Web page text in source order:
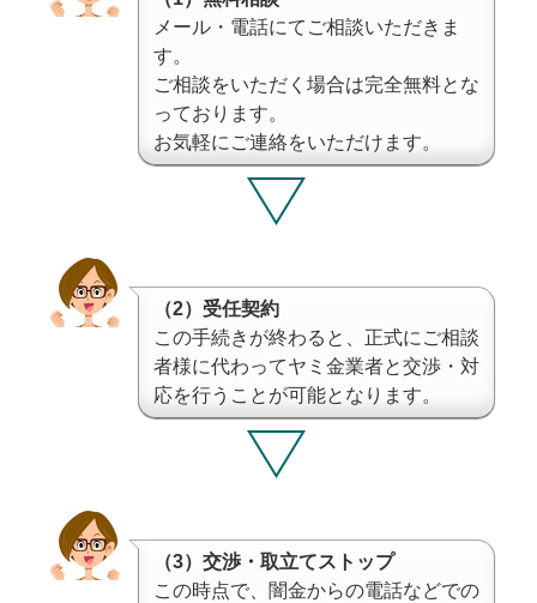
メール・電話にてご相談いただきま
す。
ご相談をいただく場合は完全無料とな
っております。
お気軽にご連絡をいただけます。
（2）受任契約
この手続きが終わると、正式にご相談
者様に代わってヤミ金業者と交渉・対
応を行うことが可能となります。
（3）交渉・取立てストップ
この時点で、闇金からの電話などでの